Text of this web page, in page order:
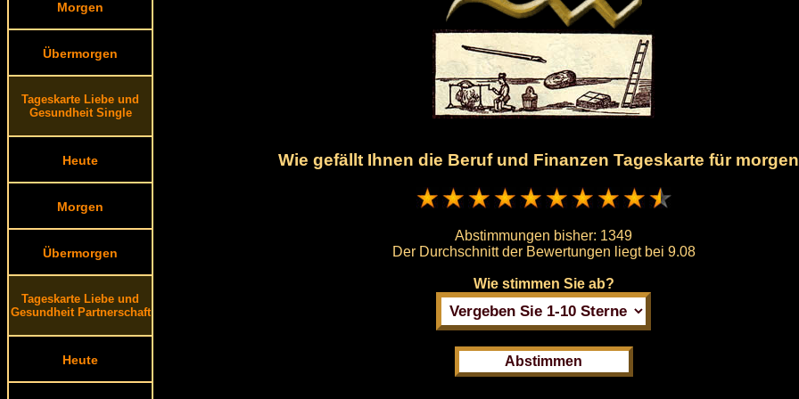
Morgen
Übermorgen
Tageskarte Liebe und
Gesundheit Single
Heute
Morgen
Übermorgen
Tageskarte Liebe und
Gesundheit Partnerschaft
Heute
Wie gefällt Ihnen die Beruf und Finanzen Tageskarte für
Abstimmungen bisher: 1349
Der Durchschnitt der Bewertungen liegt bei 9.08
Wie stimmen Sie ab?